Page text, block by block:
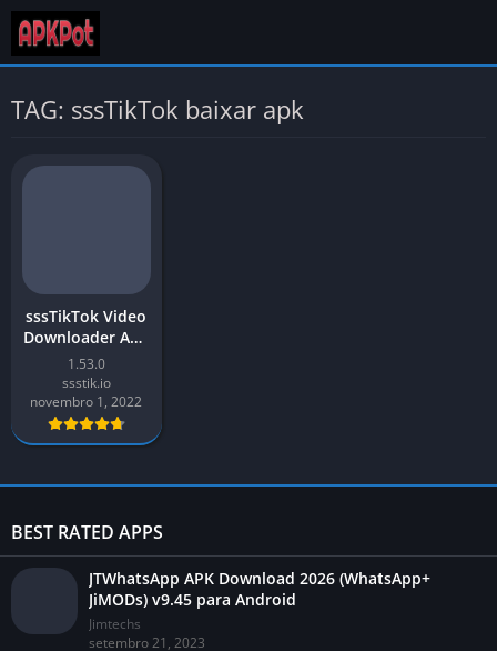
TAG: sssTikTok baixar apk
sssTikTok Video
Downloader APK
Download 2026
mais recente
v1.53 para
Android
1.53.0
ssstik.io
novembro 1, 2022
BEST RATED APPS
JTWhatsApp APK Download 2026 (WhatsApp+
JiMODs) v9.45 para Android
Jimtechs
setembro 21, 2023